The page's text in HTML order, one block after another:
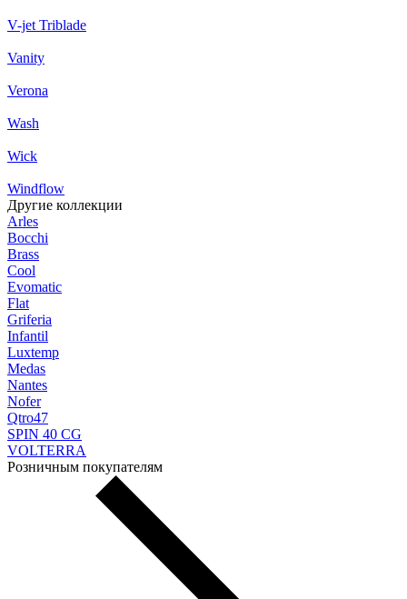
V-jet Triblade
Vanity
Verona
Wash
Wick
Windflow
Другие коллекции
Arles
Bocchi
Brass
Cool
Evomatic
Flat
Griferia
Infantil
Luxtemp
Medas
Nantes
Nofer
Qtro47
SPIN 40 CG
VOLTERRA
Розничным покупателям